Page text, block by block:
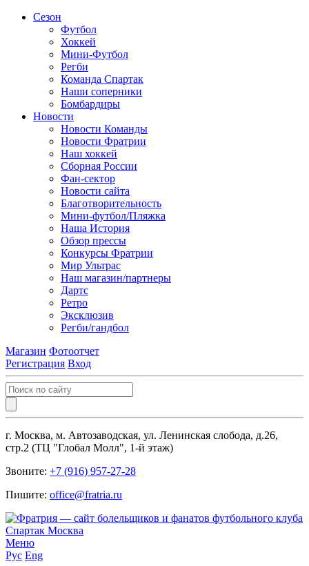
Сезон
Футбол
Хоккей
Мини-Футбол
Регби
Команда Спартак
Наши соперники
Бомбардиры
Новости
Новости Команды
Новости Фратрии
Наш хоккей
Сборная России
Фан-cектор
Новости сайта
Благотворительность
Мини-футбол/Пляжка
Наша История
Обзор прессы
Конкурсы Фратрии
Мир Ультрас
Наш магазин/партнеры
Дартс
Ретро
Эксклюзив
Регби/гандбол
Магазин Фотоотчет
Регистрация Вход
г. Москва, м. Автозаводская, ул. Ленинская слобода, д.26,
стр.2 (ТЦ "Глобал Молл", 1-й этаж)
Звоните: +7 (916) 957-27-28
Пишите: office@fratria.ru
Меню
Рус Eng